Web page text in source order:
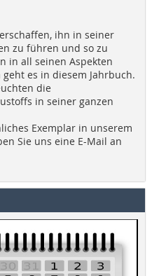
ihn in seiner
zu führen und so zu
in all seinen Aspekten
es in diesem Jahrbuch.
die
in seiner ganzen
Exemplar in unserem
Sie uns eine E-Mail an